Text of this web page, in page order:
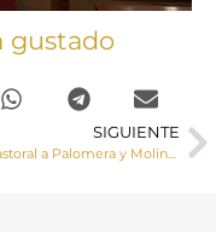
gustado
SIGUIENTE
Visita Pastoral a Palomera y Molinos de Papel